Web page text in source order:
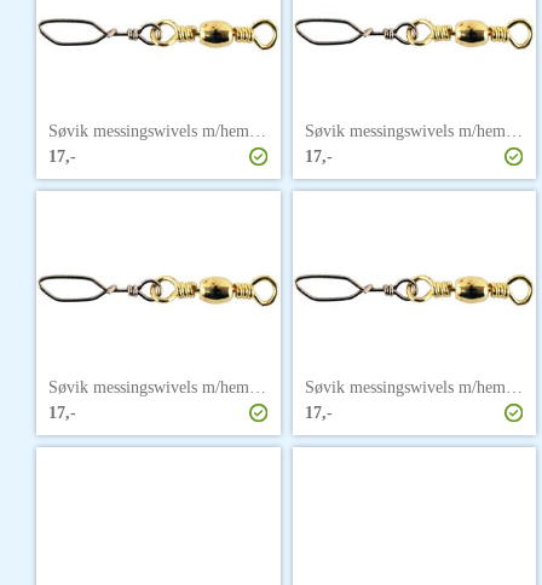
Søvik messingswivels m/hempe str. 3/0
17,-
Søvik messingswivels m/hempe str. 4
17,-
Søvik messingswivels m/hempe str. 6
17,-
Søvik messingswivels m/hempe str. 8
17,-